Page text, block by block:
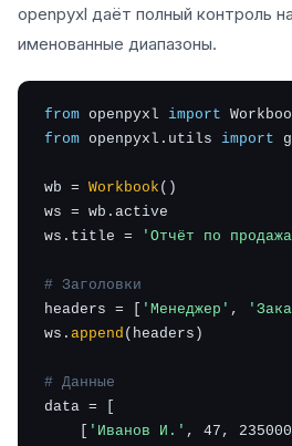
openpyxl даёт полный контроль
именованные диапазоны.
from openpyxl import
from openpyxl.utils import
wb = Workbook ()
ws = wb.active
ws.title =
'Отчёт по
# Заголовки
headers = [
'Менеджер' ,
ws. append (headers)
# Данные
data = [
'Иванов И.' , 47,